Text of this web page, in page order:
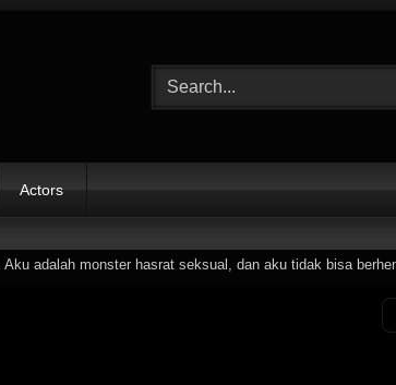
Actors
adalah monster hasrat seksual, dan aku tidak bisa